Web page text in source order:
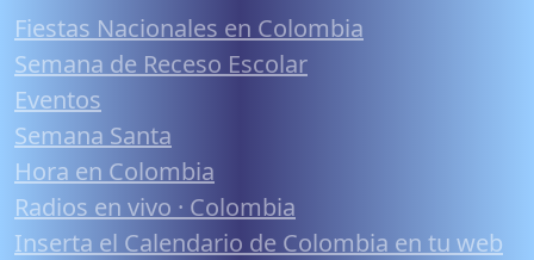
Fiestas Nacionales en Colombia
Semana de Receso Escolar
Eventos
Semana Santa
Hora en Colombia
Radios en vivo · Colombia
Inserta el Calendario de Colombia en tu web